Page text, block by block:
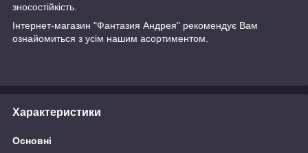
зносостійкість.
Інтернет-магазин "Фантазия Андрея" рекомендує Вам
ознайомиться з усім нашим асортиментом.
Характеристики
Основні